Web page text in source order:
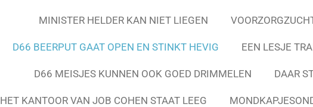
MINISTER HELDER KAN NIET LIEGEN
D66 BEERPUT GAAT OPEN EN STINKT HEVIG EEN LESJE
D66 MEISJES KUNNEN OOK GOED DRIMMELEN DAAR
HET KANTOOR VAN JOB COHEN STAAT LEEG